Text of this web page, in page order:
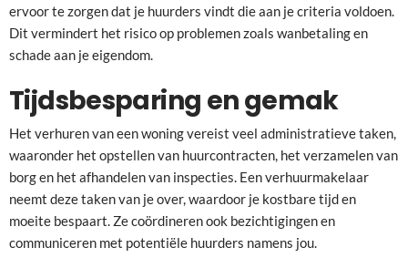
ervoor te zorgen dat je huurders vindt die aan je criteria voldoen.
Dit vermindert het risico op problemen zoals wanbetaling en
schade aan je eigendom.
Tijdsbesparing en gemak
Het verhuren van een woning vereist veel administratieve taken,
waaronder het opstellen van huurcontracten, het verzamelen van
borg en het afhandelen van inspecties. Een verhuurmakelaar
neemt deze taken van je over, waardoor je kostbare tijd en
moeite bespaart. Ze coördineren ook bezichtigingen en
communiceren met potentiële huurders namens jou.